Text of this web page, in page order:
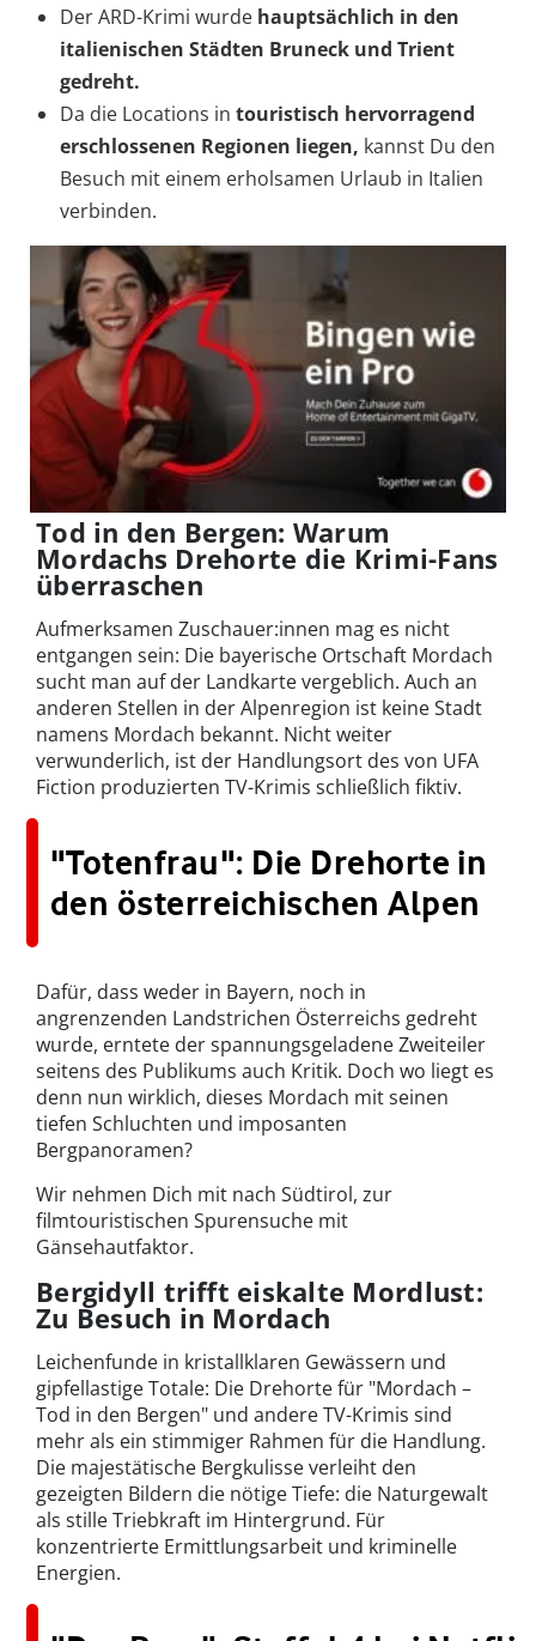
Der ARD-Krimi wurde hauptsächlich in den
italienischen Städten Bruneck und Trient
gedreht.
Da die Locations in touristisch hervorragend
erschlossenen Regionen liegen, kannst Du den
Besuch mit einem erholsamen Urlaub in Italien
verbinden.
Tod in den Bergen: Warum
Mordachs Drehorte die Krimi-Fans
überraschen
Aufmerksamen Zuschauer:innen mag es nicht
entgangen sein: Die bayerische Ortschaft Mordach
sucht man auf der Landkarte vergeblich. Auch an
anderen Stellen in der Alpenregion ist keine Stadt
namens Mordach bekannt. Nicht weiter
verwunderlich, ist der Handlungsort des von UFA
Fiction produzierten TV-Krimis schließlich fiktiv.
"Totenfrau": Die Drehorte in
den österreichischen Alpen
Dafür, dass weder in Bayern, noch in
angrenzenden Landstrichen Österreichs gedreht
wurde, erntete der spannungsgeladene Zweiteiler
seitens des Publikums auch Kritik. Doch wo liegt es
denn nun wirklich, dieses Mordach mit seinen
tiefen Schluchten und imposanten
Bergpanoramen?
Wir nehmen Dich mit nach Südtirol, zur
filmtouristischen Spurensuche mit
Gänsehautfaktor.
Bergidyll trifft eiskalte Mordlust:
Zu Besuch in Mordach
Leichenfunde in kristallklaren Gewässern und
gipfellastige Totale: Die Drehorte für "Mordach –
Tod in den Bergen" und andere TV-Krimis sind
mehr als ein stimmiger Rahmen für die Handlung.
Die majestätische Bergkulisse verleiht den
gezeigten Bildern die nötige Tiefe: die Naturgewalt
als stille Triebkraft im Hintergrund. Für
konzentrierte Ermittlungsarbeit und kriminelle
Energien.